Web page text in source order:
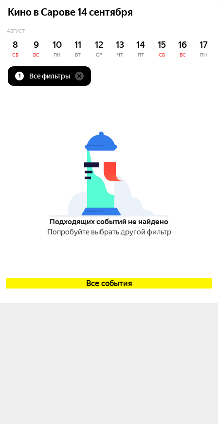
Кино в Сарове 14 сентября
АВГУСТ
8
СБ
9
ВС
10
ПН
11
ВТ
12
СР
13
ЧТ
14
ПТ
15
СБ
16
ВС
17
ПН
1 Все фильтры
Подходящих событий не найдено
Попробуйте выбрать другой фильтр
Все события